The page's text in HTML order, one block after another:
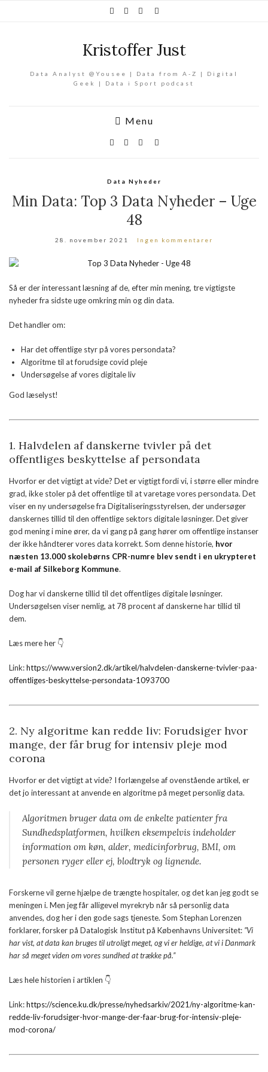
Kristoffer Just
Data Analyst @Yousee | Data from A-Z | Digital
Geek | Data i Sport podcast
Menu
Data Nyheder
Min Data: Top 3 Data Nyheder – Uge
48
28. november 2021 Ingen kommentarer
Så er der interessant læsning af de, efter min mening, tre vigtigste
nyheder fra sidste uge omkring min og din data.
Det handler om:
Har det offentlige styr på vores persondata?
Algoritme til at forudsige covid pleje
Undersøgelse af vores digitale liv
God læselyst!
1. Halvdelen af danskerne tvivler på det
offentliges beskyttelse af persondata
Hvorfor er det vigtigt at vide? Det er vigtigt fordi vi, i større eller mindre
grad, ikke stoler på det offentlige til at varetage vores persondata. Det
viser en ny undersøgelse fra Digitaliseringsstyrelsen, der undersøger
danskernes tillid til den offentlige sektors digitale løsninger. Det giver
god mening i mine ører, da vi gang på gang hører om offentlige instanser
der ikke håndterer vores data korrekt. Som denne historie, hvor
næsten 13.000 skolebørns CPR-numre blev sendt i en ukrypteret
e-mail af Silkeborg Kommune.
Dog har vi danskerne tillid til det offentliges digitale løsninger.
Undersøgelsen viser nemlig, at 78 procent af danskerne har tillid til
dem.
Læs mere her 👇
Link:https://www.version2.dk/artikel/halvdelen-danskerne-tvivler-paa-
offentliges-beskyttelse-persondata-1093700
2. Ny algoritme kan redde liv: Forudsiger hvor
mange, der får brug for intensiv pleje mod
corona
Hvorfor er det vigtigt at vide? I forlængelse af ovenstående artikel, er
det jo interessant at anvende en algoritme på meget personlig data.
Algoritmen bruger data om de enkelte patienter fra
Sundhedsplatformen, hvilken eksempelvis indeholder
information om køn, alder, medicinforbrug, BMI, om
personen ryger eller ej, blodtryk og lignende.
Forskerne vil gerne hjælpe de trængte hospitaler, og det kan jeg godt se
meningen i. Men jeg får alligevel myrekryb når så personlig data
anvendes, dog her i den gode sags tjeneste. Som Stephan Lorenzen
forklarer, forsker på Datalogisk Institut på Københavns Universitet: ”Vi
har vist, at data kan bruges til utroligt meget, og vi er heldige, at vi i Danmark
har så meget viden om vores sundhed at trække på.”
Læs hele historien i artiklen 👇
Link:https://science.ku.dk/presse/nyhedsarkiv/2021/ny-algoritme-kan-
redde-liv-forudsiger-hvor-mange-der-faar-brug-for-intensiv-pleje-
mod-corona/